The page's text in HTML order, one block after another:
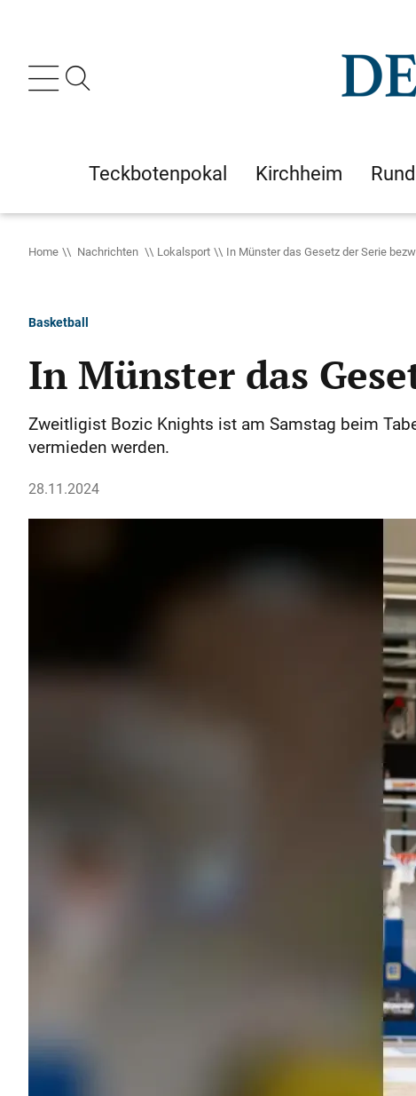
Teckbotenpokal Kirchheim
Home Nachrichten Lokalsport In Münster das Gesetz der Serie
Basketball
In Münster das
Zweitligist Bozic Knights ist am Samstag beim
vermieden werden.
28.11.2024